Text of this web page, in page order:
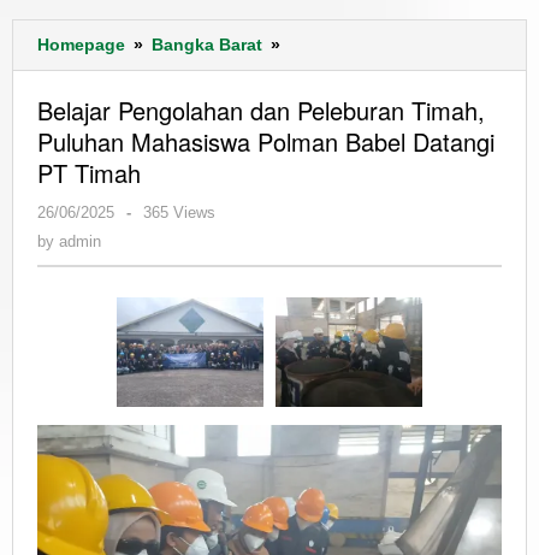
Homepage » Bangka Barat »
Pengolahan
Peleburan
Timah,
Datangi
PT
Timah
Belajar Pengolahan dan Peleburan Timah,
Puluhan Mahasiswa Polman Babel Datangi
PT Timah
26/06/2025
by
-
365 Views
by admin